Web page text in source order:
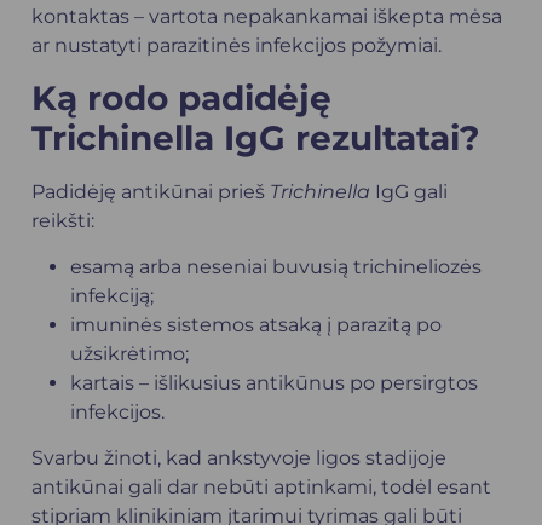
kontaktas – vartota nepakankamai iškepta mėsa
ar nustatyti parazitinės infekcijos požymiai.
Ką rodo padidėję
Trichinella IgG rezultatai?
Padidėję antikūnai prieš Trichinella IgG gali
reikšti:
esamą arba neseniai buvusią trichineliozės
infekciją;
imuninės sistemos atsaką į parazitą po
užsikrėtimo;
kartais – išlikusius antikūnus po persirgtos
infekcijos.
Svarbu žinoti, kad ankstyvoje ligos stadijoje
antikūnai gali dar nebūti aptinkami, todėl esant
stipriam klinikiniam įtarimui tyrimas gali būti